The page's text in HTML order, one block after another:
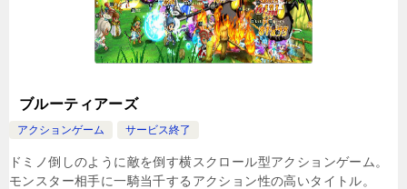
ブルーティアーズ
アクションゲーム サービス終了
ドミノ倒しのように敵を倒す横スクロール型アクションゲーム。
モンスター相手に一騎当千するアクション性の高いタイトル。